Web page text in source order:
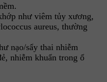
như viêm tủy xương,
aureus, thường
nạo/sẩy thai nhiễm
nhiễm khuẩn trong ổ